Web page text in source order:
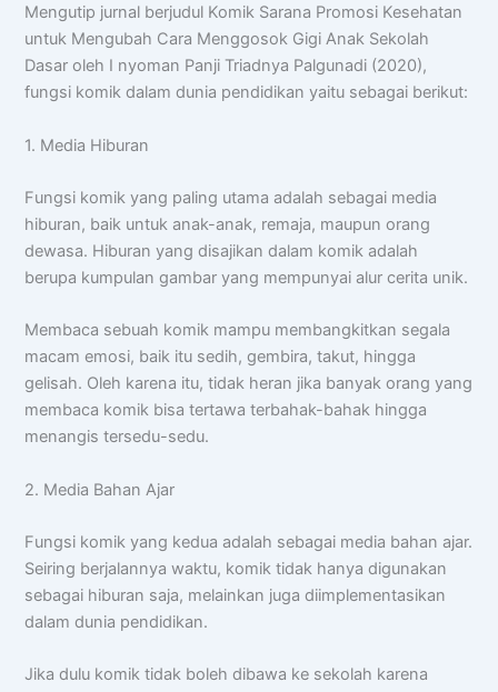
Mengutip jurnal berjudul Komik Sarana Promosi Kesehatan
untuk Mengubah Cara Menggosok Gigi Anak Sekolah
Dasar oleh I nyoman Panji Triadnya Palgunadi (2020),
fungsi komik dalam dunia pendidikan yaitu sebagai berikut:
1. Media Hiburan
Fungsi komik yang paling utama adalah sebagai media
hiburan, baik untuk anak-anak, remaja, maupun orang
dewasa. Hiburan yang disajikan dalam komik adalah
berupa kumpulan gambar yang mempunyai alur cerita unik.
Membaca sebuah komik mampu membangkitkan segala
macam emosi, baik itu sedih, gembira, takut, hingga
gelisah. Oleh karena itu, tidak heran jika banyak orang yang
membaca komik bisa tertawa terbahak-bahak hingga
menangis tersedu-sedu.
2. Media Bahan Ajar
Fungsi komik yang kedua adalah sebagai media bahan ajar.
Seiring berjalannya waktu, komik tidak hanya digunakan
sebagai hiburan saja, melainkan juga diimplementasikan
dalam dunia pendidikan.
Jika dulu komik tidak boleh dibawa ke sekolah karena